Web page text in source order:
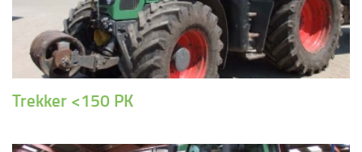
Trekker <150 PK